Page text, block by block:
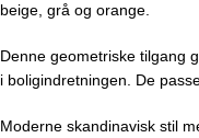
beige, grå og orange.
Denne geometriske tilgang
i boligindretningen. De
Moderne skandinavisk stil